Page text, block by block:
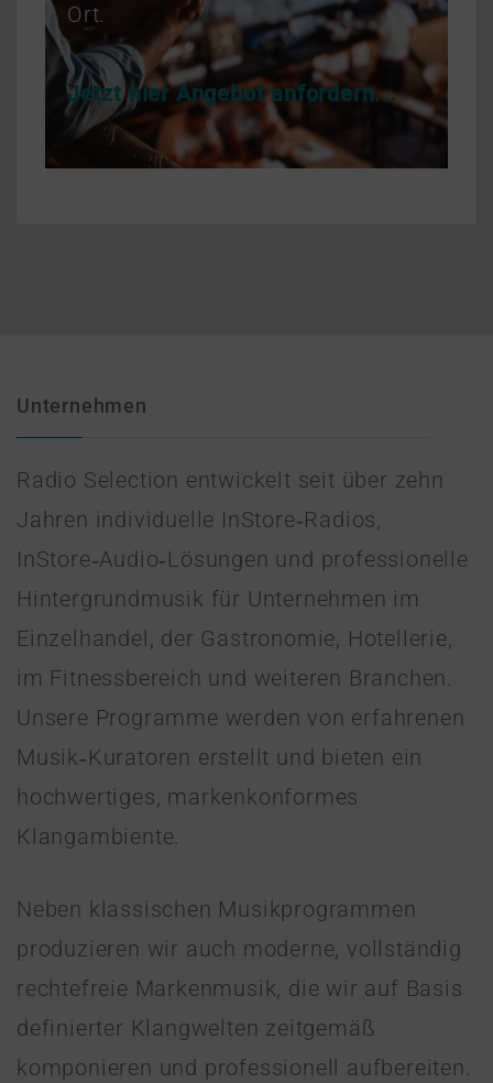
Ort.
Jetzt hier Angebot anfordern...
Unternehmen
Radio Selection entwickelt seit über zehn
Jahren individuelle InStore‑Radios,
InStore‑Audio‑Lösungen und professionelle
Hintergrundmusik für Unternehmen im
Einzelhandel, der Gastronomie, Hotellerie,
im Fitnessbereich und weiteren Branchen.
Unsere Programme werden von erfahrenen
Musik‑Kuratoren erstellt und bieten ein
hochwertiges, markenkonformes
Klangambiente.
Neben klassischen Musikprogrammen
produzieren wir auch moderne, vollständig
rechtefreie Markenmusik, die wir auf Basis
definierter Klangwelten zeitgemäß
komponieren und professionell aufbereiten.